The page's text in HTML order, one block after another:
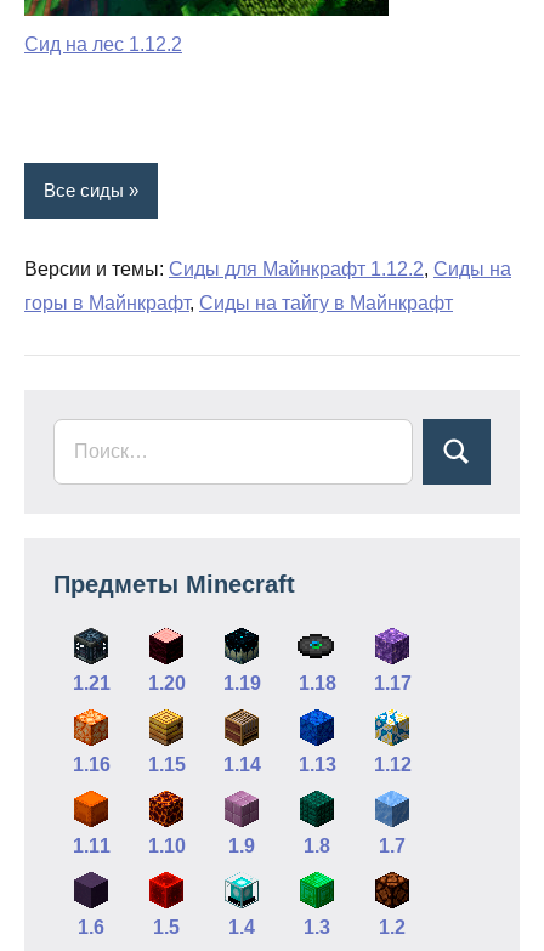
Сид на лес 1.12.2
Все сиды
Версии и темы: Сиды для Майнкрафт 1.12.2, Сиды на
горы в Майнкрафт, Сиды на тайгу в Майнкрафт
Предметы Minecraft
1.21 1.20 1.19 1.18 1.17
1.16 1.15 1.14 1.13 1.12
1.11 1.10 1.9 1.8 1.7
1.6 1.5 1.4 1.3 1.2